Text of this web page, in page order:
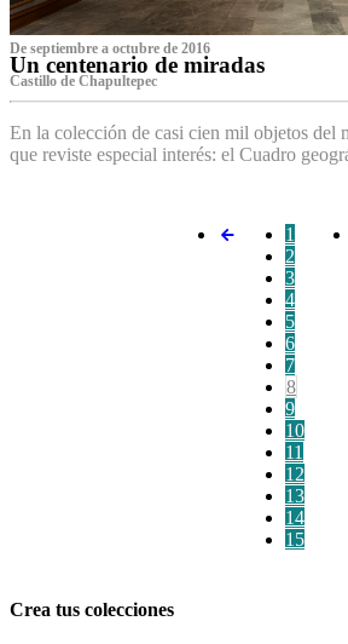
De septiembre a octubre de 2016
Un centenario de miradas
Castillo de Chapultepec
En la colección de casi cien mil objetos del
que reviste especial interés: el Cuadro
1
2
3
4
5
6
7
8
9
10
11
12
13
14
15
Crea tus colecciones